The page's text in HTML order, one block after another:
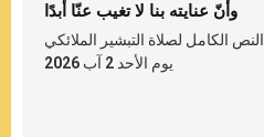
وأنّ عنايته بنا لا تغيب عنّا أبدًا
النص الكامل لصلاة التبشير الملائكي
يوم الأحد 2 آب 2026